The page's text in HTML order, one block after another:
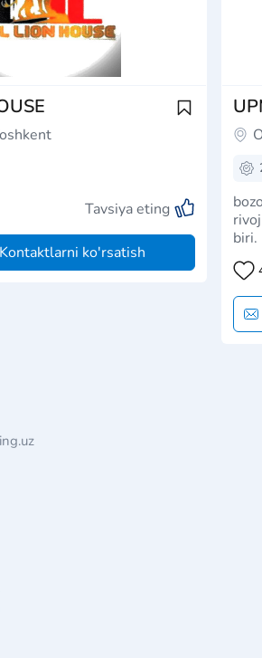
Tavsiya eting
Kontaktlarni ko'rsatish
biri.